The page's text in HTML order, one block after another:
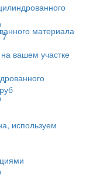
материала
вашем участке
используем